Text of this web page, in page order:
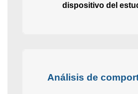
dispositivo del
Análisis de